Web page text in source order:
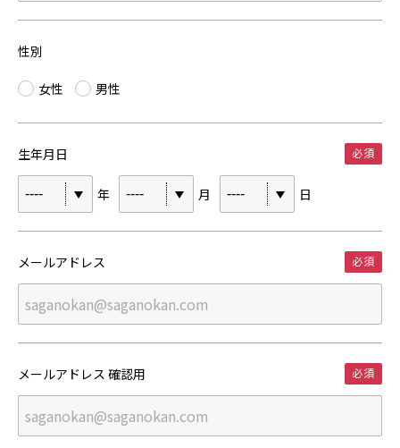
性別
女性 男性
生年月日
年 月 日
メールアドレス
メールアドレス 確認用